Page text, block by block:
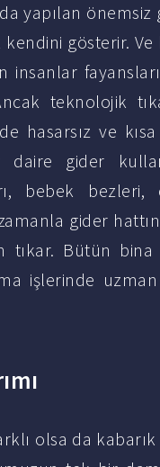
yapılan
kendini gösterir.
insanlar
teknolojik
hasarsız ve
gider
bebek bezleri,
gider
tıkar. Bütün
işlerinde
olsa da